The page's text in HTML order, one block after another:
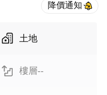
土地
樓層--